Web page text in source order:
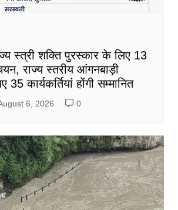
स्त्री शक्ति पुरस्कार के लिए 13
राज्य स्तरीय आंगनबाड़ी
कार्यकर्तियां होंगी सम्मानित
6, 2026 0